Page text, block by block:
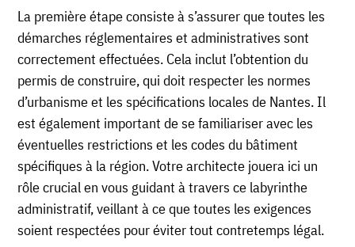
La première étape consiste à s’assurer que toutes les
démarches réglementaires et administratives sont
correctement effectuées. Cela inclut l’obtention du
permis de construire, qui doit respecter les normes
d’urbanisme et les spécifications locales de Nantes. Il
est également important de se familiariser avec les
éventuelles restrictions et les codes du bâtiment
spécifiques à la région. Votre architecte jouera ici un
rôle crucial en vous guidant à travers ce labyrinthe
administratif, veillant à ce que toutes les exigences
soient respectées pour éviter tout contretemps légal.